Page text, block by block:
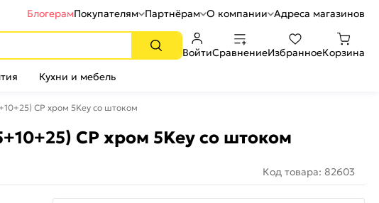
БлогерамПокупателям Партнёрам О компании Адреса магазинов
ВойтиСравнениеИзбранноеКорзина
Кухни и мебель
CP хром 5Key со штоком
CP хром 5Key со штоком
Код товара: 82603